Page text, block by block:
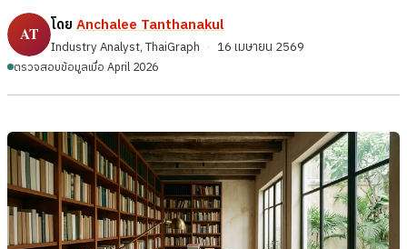
โดย Anchalee Tanthanakul
Industry Analyst, ThaiGraph · 16 เมษายน 2569
ตรวจสอบข้อมูลเมื่อ April 2026